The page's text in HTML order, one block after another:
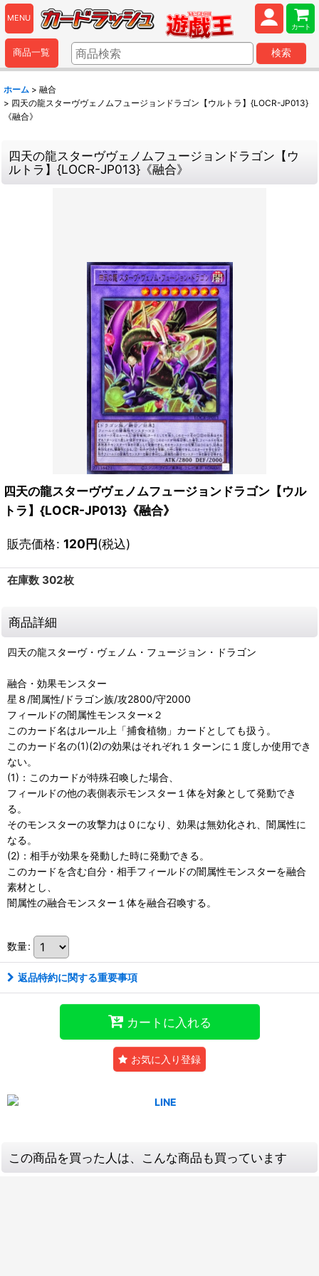
MENU
カート
商品一覧 検索
ホーム > 融合
> 四天の龍スターヴヴェノムフュージョンドラゴン【ウルトラ】{LOCR-JP013}
《融合》
四天の龍スターヴヴェノムフュージョンドラゴン【ウ
ルトラ】{LOCR-JP013}《融合》
四天の龍スターヴヴェノムフュージョンドラゴン【ウル
トラ】{LOCR-JP013}《融合》
販売価格: 120円(税込)
在庫数 302枚
商品詳細
四天の龍スターヴ・ヴェノム・フュージョン・ドラゴン
融合・効果モンスター
星８/闇属性/ドラゴン族/攻2800/守2000
フィールドの闇属性モンスター×２
このカード名はルール上「捕食植物」カードとしても扱う。
このカード名の(1)(2)の効果はそれぞれ１ターンに１度しか使用でき
ない。
(1)：このカードが特殊召喚した場合、
フィールドの他の表側表示モンスター１体を対象として発動でき
る。
そのモンスターの攻撃力は０になり、効果は無効化され、闇属性に
なる。
(2)：相手が効果を発動した時に発動できる。
このカードを含む自分・相手フィールドの闇属性モンスターを融合
素材とし、
闇属性の融合モンスター１体を融合召喚する。
数量:
返品特約に関する重要事項
カートに入れる
お気に入り登録
この商品を買った人は、こんな商品も買っています